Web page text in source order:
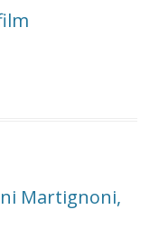
Martignoni,